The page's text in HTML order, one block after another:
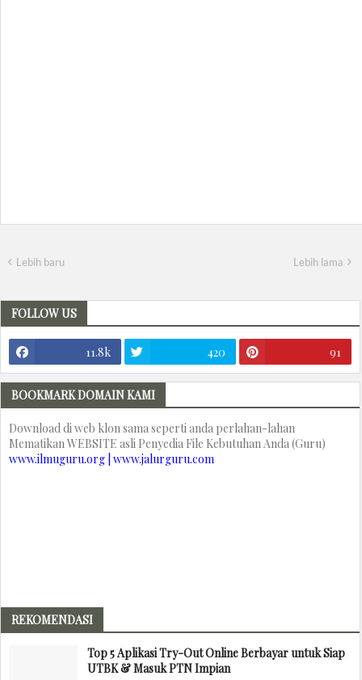
Lebih baru Lebih lama
FOLLOW US
11.8k 420 91
BOOKMARK DOMAIN KAMI
Download di web klon sama seperti anda perlahan-lahan
Mematikan WEBSITE asli Penyedia File Kebutuhan Anda (Guru)
www.ilmuguru.org | www.jalurguru.com
REKOMENDASI
Top 5 Aplikasi Try-Out Online Berbayar untuk Siap
UTBK & Masuk PTN Impian